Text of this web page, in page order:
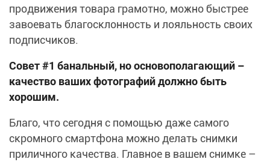
продвижения товара грамотно, можно быстрее
завоевать благосклонность и лояльность своих
подписчиков.
Совет #1 банальный, но основополагающий –
качество ваших фотографий должно быть
хорошим.
Благо, что сегодня с помощью даже самого
скромного смартфона можно делать снимки
приличного качества. Главное в вашем снимке –